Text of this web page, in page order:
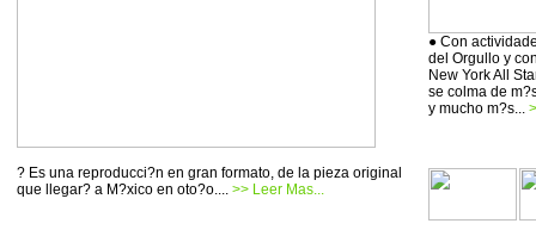
? Es una reproducci?n en gran formato, de la pieza original
que llegar? a M?xico en oto?o.... >> Leer Mas...
● Con
del Orgullo y
New York All
se colma de
y mucho m?s...